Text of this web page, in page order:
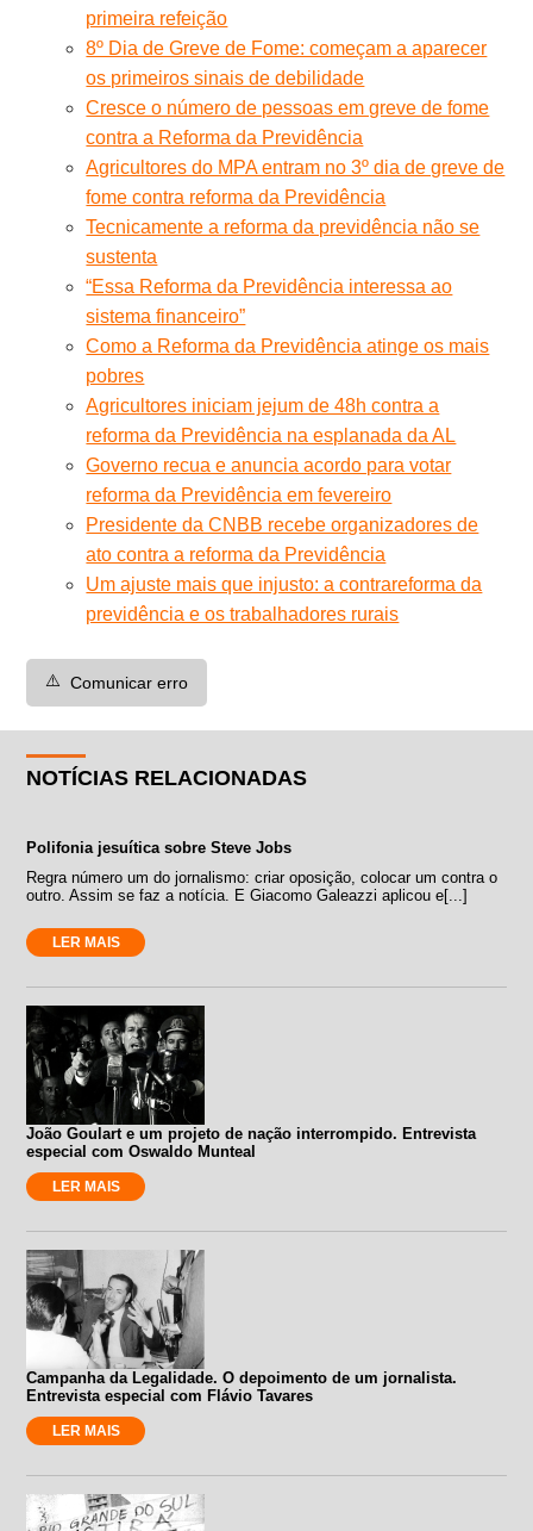
primeira refeição
8º Dia de Greve de Fome: começam a aparecer
os primeiros sinais de debilidade
Cresce o número de pessoas em greve de fome
contra a Reforma da Previdência
Agricultores do MPA entram no 3º dia de greve de
fome contra reforma da Previdência
Tecnicamente a reforma da previdência não se
sustenta
“Essa Reforma da Previdência interessa ao
sistema financeiro”
Como a Reforma da Previdência atinge os mais
pobres
Agricultores iniciam jejum de 48h contra a
reforma da Previdência na esplanada da AL
Governo recua e anuncia acordo para votar
reforma da Previdência em fevereiro
Presidente da CNBB recebe organizadores de
ato contra a reforma da Previdência
Um ajuste mais que injusto: a contrareforma da
previdência e os trabalhadores rurais
⚠️ Comunicar erro
NOTÍCIAS RELACIONADAS
Polifonia jesuítica sobre Steve Jobs
Regra número um do jornalismo: criar oposição, colocar um contra o
outro. Assim se faz a notícia. E Giacomo Galeazzi aplicou e[...]
LER MAIS
João Goulart e um projeto de nação interrompido. Entrevista
especial com Oswaldo Munteal
LER MAIS
Campanha da Legalidade. O depoimento de um jornalista.
Entrevista especial com Flávio Tavares
LER MAIS